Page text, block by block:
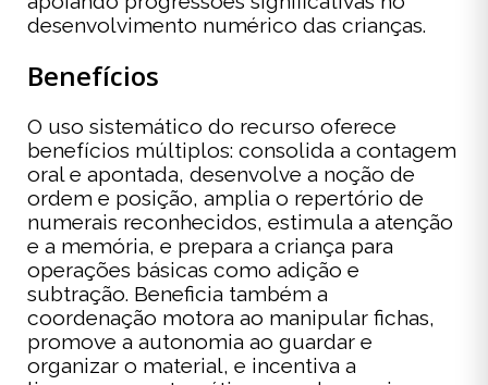
desenvolvimento numérico das crianças.
Benefícios
O uso sistemático do recurso oferece
benefícios múltiplos: consolida a contagem
oral e apontada, desenvolve a noção de
ordem e posição, amplia o repertório de
numerais reconhecidos, estimula a atenção
e a memória, e prepara a criança para
operações básicas como adição e
subtração. Beneficia também a
coordenação motora ao manipular fichas,
promove a autonomia ao guardar e
organizar o material, e incentiva a